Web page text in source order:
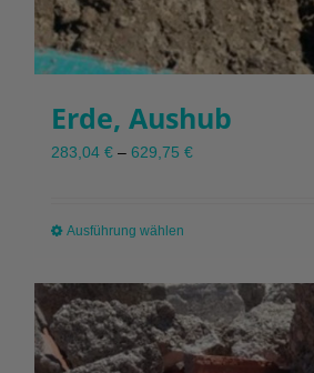
Erde, Aushub
283,04 €– 629,75 €
Ausführung wählenDieses
weist
mehrere
Varianten
auf.